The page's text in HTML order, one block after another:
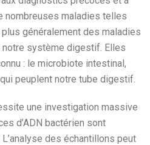
nombreuses maladies telles
généralement des maladies
système digestif. Elles
: le microbiote intestinal,
peuplent notre tube digestif.
une investigation massive
d’ADN bactérien sont
des échantillons peut